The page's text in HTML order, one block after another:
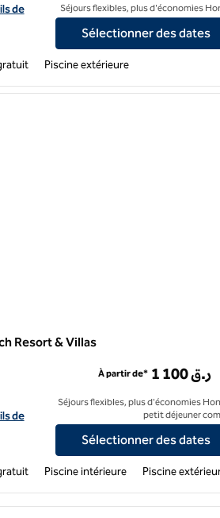
de l'hôtel Hilton Doha
de
Séjours flexibles, plus d'économies
Sélectionner des dates
Piscine extérieure
Resort & Villas
de l'hôtel Hilton Salwa Beach Resort &
de
À partir de* 1 100 ر.ق
Séjours flexibles, plus d'économies
petit déjeuner
Sélectionner des dates
Piscine intérieure Piscine